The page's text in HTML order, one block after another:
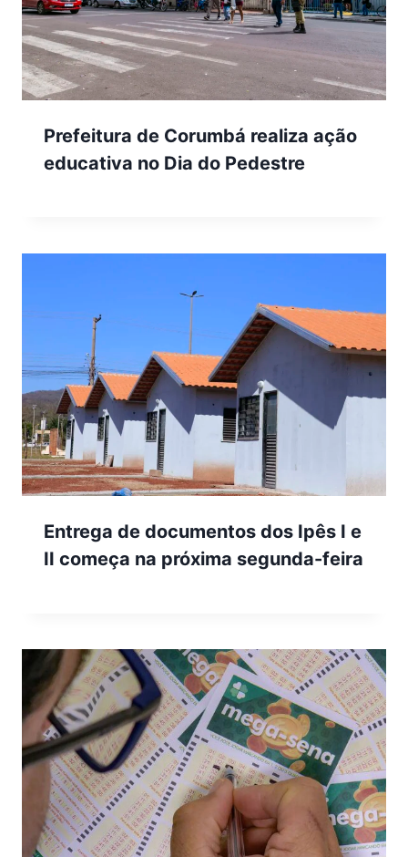
Prefeitura de Corumbá realiza ação
educativa no Dia do Pedestre
Entrega de documentos dos Ipês I e
II começa na próxima segunda-feira